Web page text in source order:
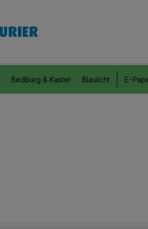
Bedburg & Kaster Blaulicht E-